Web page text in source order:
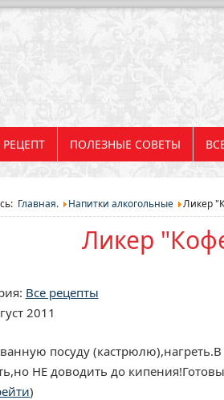
ПОЛЕЗНЫЕ СОВЕТЫ
Главная. Напитки алкогольные Ликер
Ликер
Все рецепты
2011
посуду
НЕ доводить до
)